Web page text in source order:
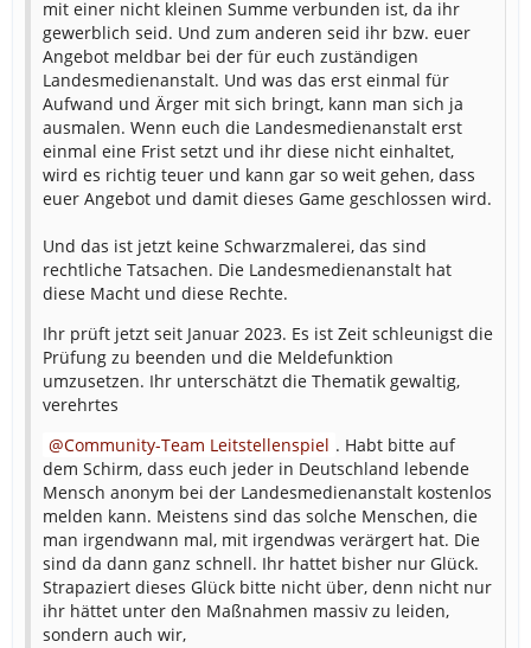
mit einer nicht kleinen Summe verbunden ist, da ihr
gewerblich seid. Und zum anderen seid ihr bzw. euer
Angebot meldbar bei der für euch zuständigen
Landesmedienanstalt. Und was das erst einmal für
Aufwand und Ärger mit sich bringt, kann man sich ja
ausmalen. Wenn euch die Landesmedienanstalt erst
einmal eine Frist setzt und ihr diese nicht einhaltet,
wird es richtig teuer und kann gar so weit gehen, dass
euer Angebot und damit dieses Game geschlossen wird.
Und das ist jetzt keine Schwarzmalerei, das sind
rechtliche Tatsachen. Die Landesmedienanstalt hat
diese Macht und diese Rechte.
Ihr prüft jetzt seit Januar 2023. Es ist Zeit schleunigst die
Prüfung zu beenden und die Meldefunktion
umzusetzen. Ihr unterschätzt die Thematik gewaltig,
verehrtes
Community-Team Leitstellenspiel . Habt bitte auf
dem Schirm, dass euch jeder in Deutschland lebende
Mensch anonym bei der Landesmedienanstalt kostenlos
melden kann. Meistens sind das solche Menschen, die
man irgendwann mal, mit irgendwas verärgert hat. Die
sind da dann ganz schnell. Ihr hattet bisher nur Glück.
Strapaziert dieses Glück bitte nicht über, denn nicht nur
ihr hättet unter den Maßnahmen massiv zu leiden,
sondern auch wir,